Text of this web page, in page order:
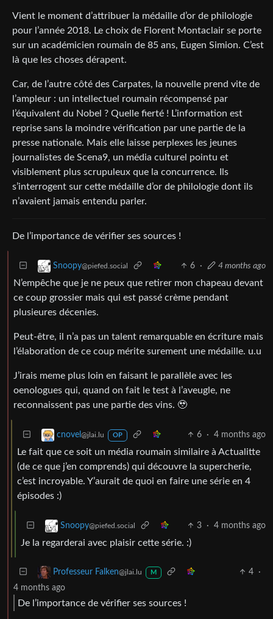
Vient le moment d’attribuer la médaille d’or de philologie
pour l’année 2018. Le choix de Florent Montaclair se porte
sur un académicien roumain de 85 ans, Eugen Simion. C’est
là que les choses dérapent.
Car, de l’autre côté des Carpates, la nouvelle prend vite de
l’ampleur : un intellectuel roumain récompensé par
l’équivalent du Nobel ? Quelle fierté ! L’information est
reprise sans la moindre vérification par une partie de la
presse nationale. Mais elle laisse perplexes les jeunes
journalistes de Scena9, un média culturel pointu et
visiblement plus scrupuleux que la concurrence. Ils
s’interrogent sur cette médaille d’or de philologie dont ils
n’avaient jamais entendu parler.
De l’importance de vérifier ses sources !
Snoopy@piefed.social 6 · 4 months ago
N’empêche que je ne peux que retirer mon chapeau devant
ce coup grossier mais qui est passé crème pendant
plusieures décenies.
Peut-être, il n’a pas un talent remarquable en écriture mais
l’élaboration de ce coup mérite surement une médaille. u.u
J’irais meme plus loin en faisant le parallèle avec les
oenologues qui, quand on fait le test à l’aveugle, ne
reconnaissent pas une partie des vins. 🥹
cnovel @jlai.lu OP 6 · 4 months ago
Le fait que ce soit un média roumain similaire à Actualitte
(de ce que j’en comprends) qui découvre la supercherie,
c’est incroyable. Y’aurait de quoi en faire une série en 4
épisodes :)
Snoopy@piefed.social 3 · 4 months ago
Je la regarderai avec plaisir cette série. :)
Professeur Falken@jlai.lu M 4
·
4 months ago
De l’importance de vérifier ses sources !